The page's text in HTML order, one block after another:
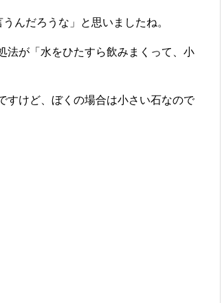
んだろうな」と思いましたね。
法が「水をひたすら飲みまくって、小
すけど、ぼくの場合は小さい石なので